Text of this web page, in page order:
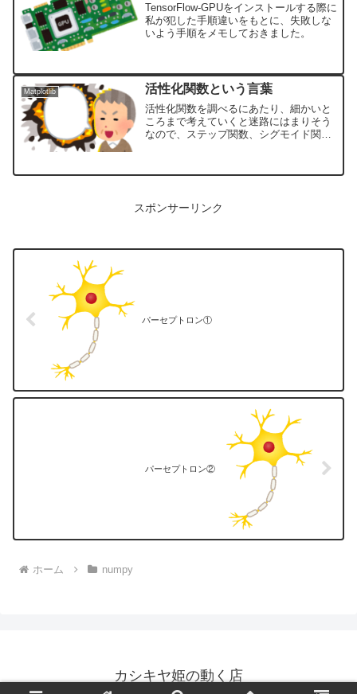
TensorFlow-GPUをインストールする際に
私が犯した手順違いをもとに、失敗しな
いよう手順をメモしておきました。
Matplotlib 活性化関数という言葉
活性化関数を調べるにあたり、細かいと
ころまで考えていくと迷路にはまりそう
なので、ステップ関数、シグモイド関
ので、正確なところは専門家の記事をお
スポンサーリンク
パーセプトロン①
パーセプトロン②
ホーム numpy
カシキヤ姫の動く店